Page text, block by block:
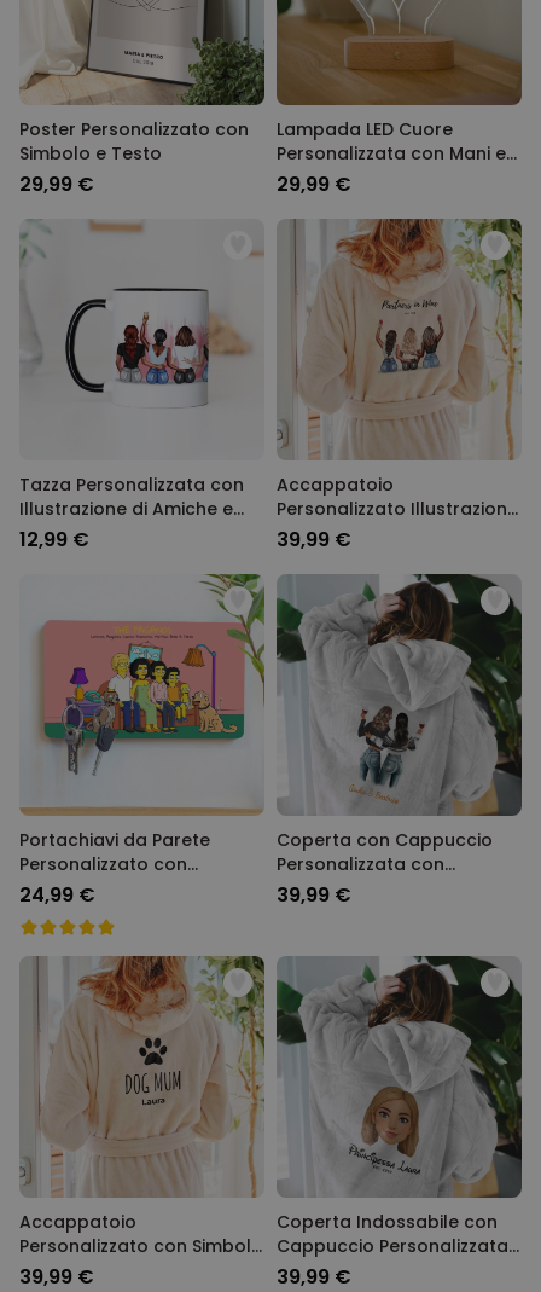
Poster Personalizzato con
Simbolo e Testo
29,99 €
Lampada LED Cuore
Personalizzata con Mani e
Nome
29,99 €
Tazza Personalizzata con
Illustrazione di Amiche e
Testo
12,99 €
Accappatoio
Personalizzato Illustrazione
di Amiche con Testo
39,99 €
Portachiavi da Parete
Personalizzato con
Illustrazione Famiglia
Cartone Animato
24,99 €
Coperta con Cappuccio
Personalizzata con
Illustrazione di due Amiche
39,99 €
Accappatoio
Personalizzato con Simboli
e Nome
39,99 €
Coperta Indossabile con
Cappuccio Personalizzata
Ritratto Fotografico in Stile
39,99 €